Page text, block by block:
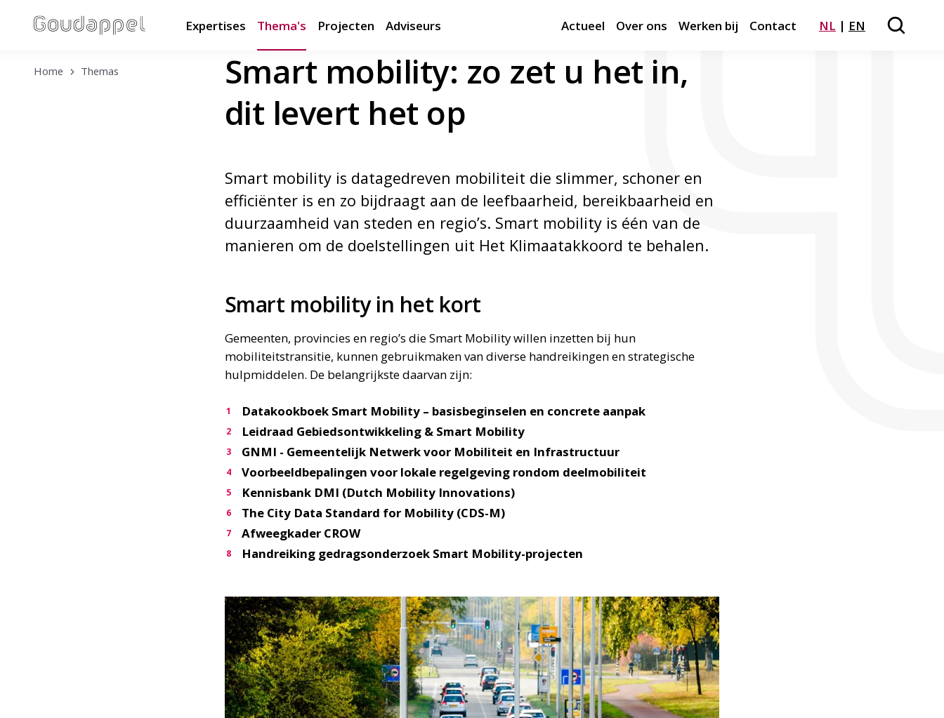
Zoeken
Expertises Thema's Projecten Adviseurs Actueel Over ons Werken bij Contact NL EN
Home Themas
Smart mobility: zo zet u het in,
dit levert het op
Smart mobility is datagedreven mobiliteit die slimmer, schoner en
efficiënter is en zo bijdraagt aan de leefbaarheid, bereikbaarheid en
duurzaamheid van steden en regio’s. Smart mobility is één van de
manieren om de doelstellingen uit Het Klimaatakkoord te behalen.
Smart mobility in het kort
Gemeenten, provincies en regio’s die Smart Mobility willen inzetten bij hun
mobiliteitstransitie, kunnen gebruikmaken van diverse handreikingen en strategische
hulpmiddelen. De belangrijkste daarvan zijn:
Datakookboek Smart Mobility – basisbeginselen en concrete aanpak
Leidraad Gebiedsontwikkeling & Smart Mobility
GNMI - Gemeentelijk Netwerk voor Mobiliteit en Infrastructuur
Voorbeeldbepalingen voor lokale regelgeving rondom deelmobiliteit
Kennisbank DMI (Dutch Mobility Innovations)
The City Data Standard for Mobility (CDS-M)
Afweegkader CROW
Handreiking gedragsonderzoek Smart Mobility-projecten